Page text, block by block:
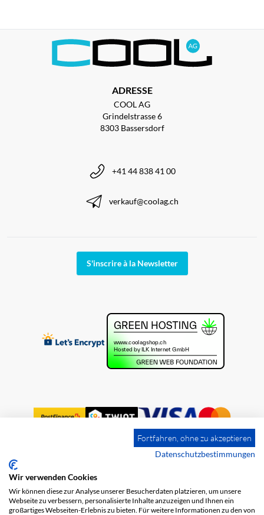
ADRESSE
COOL AG
Grindelstrasse 6
8303 Bassersdorf
+41 44 838 41 00
verkauf@coolag.ch
S'inscrire à la Newsletter
Impression
Protection des données
Fortfahren, ohne zu akzeptieren
Datenschutzbestimmungen
Wir verwenden Cookies
Wir können diese zur Analyse unserer Besucherdaten platzieren, um unsere
Webseite zu verbessern, personalisierte Inhalte anzuzeigen und Ihnen ein
großartiges Webseiten-Erlebnis zu bieten. Für weitere Informationen zu den von